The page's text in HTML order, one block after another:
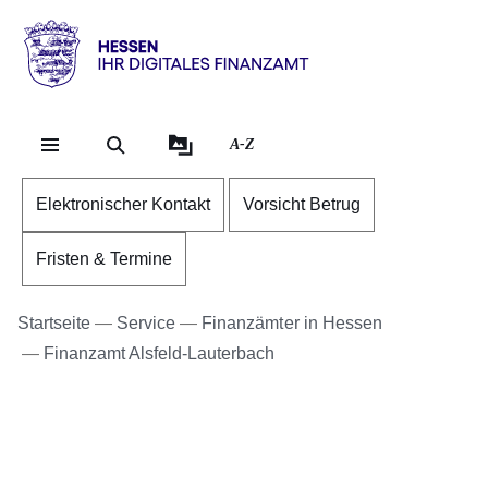
Direkt zum Kopf der
Direkt zum Inhalt
Direkt zum Fuß der
Hessen
Ihr
Finanzamt
A-Z
Elektronischer Kontakt Vorsicht Betrug
Fristen & Termine
Startseite Service
Finanzämter in Hessen
Finanzamt Alsfeld-Lauterbach